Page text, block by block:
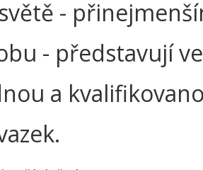
-
- představují
a